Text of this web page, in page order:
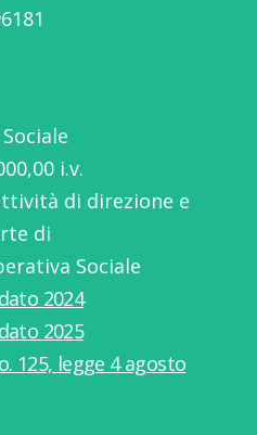
i.v.
di direzione e
di
Sociale
2024
2025
125, legge 4 agosto